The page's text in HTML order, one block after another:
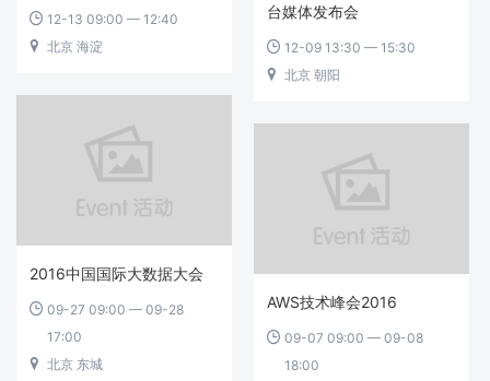
 12-13 09:00 — 12:40
 北京 海淀
台媒体发布会
 12-09 13:30 — 15:30
 北京 朝阳
2016中国国际大数据大会
 09-27 09:00 — 09-28
17:00
 北京 东城
AWS技术峰会2016
 09-07 09:00 — 09-08
18:00